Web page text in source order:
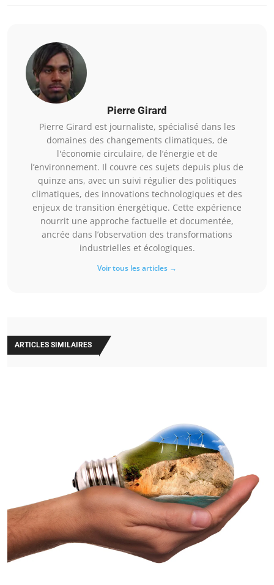
Pierre Girard
Pierre Girard est journaliste, spécialisé dans les
domaines des changements climatiques, de
l'économie circulaire, de l’énergie et de
l’environnement. Il couvre ces sujets depuis plus de
quinze ans, avec un suivi régulier des politiques
climatiques, des innovations technologiques et des
enjeux de transition énergétique. Cette expérience
nourrit une approche factuelle et documentée,
ancrée dans l’observation des transformations
industrielles et écologiques.
Voir tous les articles →
ARTICLES SIMILAIRES